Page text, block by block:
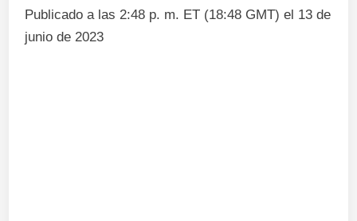
Publicado a las 2:48 p. m. ET (18:48 GMT) el 13 de
junio de 2023